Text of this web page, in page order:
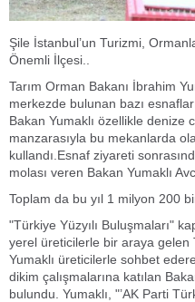
Şile İstanbul’un Turizmi,
Önemli İlçesi..
Tarım Orman Bakanı İbrahim
merkezde bulunan bazı
Bakan Yumaklı özellikle denize
manzarasıyla bu mekanlarda
kullandı.Esnaf ziyareti
molası veren Bakan Yumaklı
Toplam da bu yıl 1 milyon 200
"Türkiye Yüzyılı Buluşmaları"
yerel üreticilerle bir araya gelen
Yumaklı üreticilerle sohbet
dikim çalışmalarına katılan
bulundu. Yumaklı, "’AK Parti